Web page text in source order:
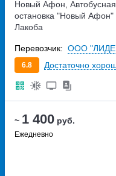
~ 1 400 руб.
Ежедневно
Новый Афон, Автобусная
остановка "Новый Афон"
Лакоба
6.8 Достаточно
Перевозчик: ООО